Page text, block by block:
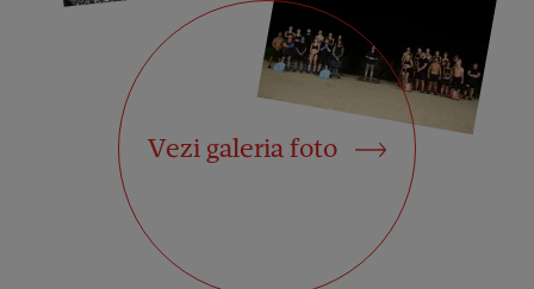
Vezi galeria foto